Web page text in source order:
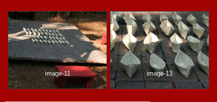
image-11 image-13